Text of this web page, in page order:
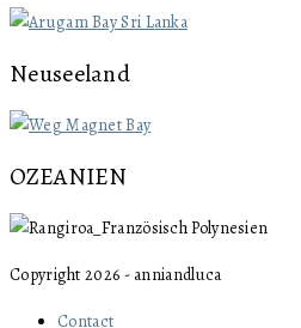
Neuseeland
OZEANIEN
Copyright 2026 - anniandluca
Contact